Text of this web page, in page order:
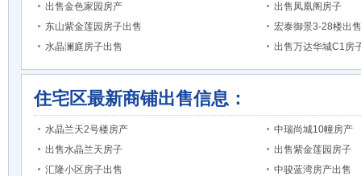
出售金色家园房产
出售凤凰阁房子
东山紫金莲园房子出售
宏泰御景3-28楼出售
水晶澜庭房子出售
出售万达华城C1房
住宅区最新商铺出售信息：
水晶兰天2号楼房产
中瑞尚城10幢房产
出售水晶兰天房子
出售紫金莲园房子
汇隆小区房子出售
中骏蓝湾房产出售